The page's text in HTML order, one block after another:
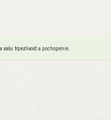
vašu trpezlivosť a pochopenie.